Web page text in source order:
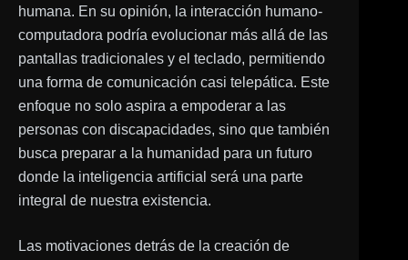
humana. En su opinión, la interacción humano-
computadora podría evolucionar más allá de las
pantallas tradicionales y el teclado, permitiendo
una forma de comunicación casi telepática. Este
enfoque no solo aspira a empoderar a las
personas con discapacidades, sino que también
busca preparar a la humanidad para un futuro
donde la inteligencia artificial será una parte
integral de nuestra existencia.
Las motivaciones detrás de la creación de